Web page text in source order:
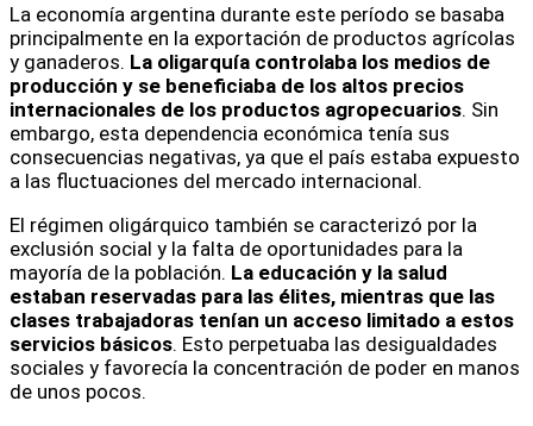
La economía argentina durante este período se basaba
principalmente en la exportación de productos agrícolas
y ganaderos. La oligarquía controlaba los medios de
producción y se beneficiaba de los altos precios
internacionales de los productos agropecuarios. Sin
embargo, esta dependencia económica tenía sus
consecuencias negativas, ya que el país estaba expuesto
a las fluctuaciones del mercado internacional.
El régimen oligárquico también se caracterizó por la
exclusión social y la falta de oportunidades para la
mayoría de la población. La educación y la salud
estaban reservadas para las élites, mientras que las
clases trabajadoras tenían un acceso limitado a estos
servicios básicos. Esto perpetuaba las desigualdades
sociales y favorecía la concentración de poder en manos
de unos pocos.